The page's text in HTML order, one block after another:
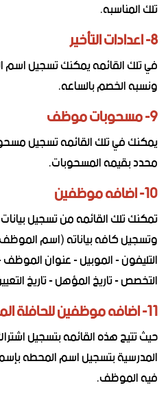
تلك المناسبه.
8- اعدادات التأخير
في تلك القائمه يمكنك تسجيل
ونسبه الخصم بالساعه.
9- مسحوبات موظف
يمكنك في تلك القائمه تسجيل
محدد بقيمه المسحوبات.
10- اضافه موظفين
تمكنك تلك القائمه من تسجيل
وتسجيل كافه بياناته (اسم
التليفون - الموبيل - عنوان الموظف
التخصص - تاريخ المؤهل - تاريخ
11- اضافه موظفين للحافلة المدرسية
حيث تتيح هذه القائمه بتسجيل
المدرسية بتسجيل اسم المحطه
فيه الموظف.